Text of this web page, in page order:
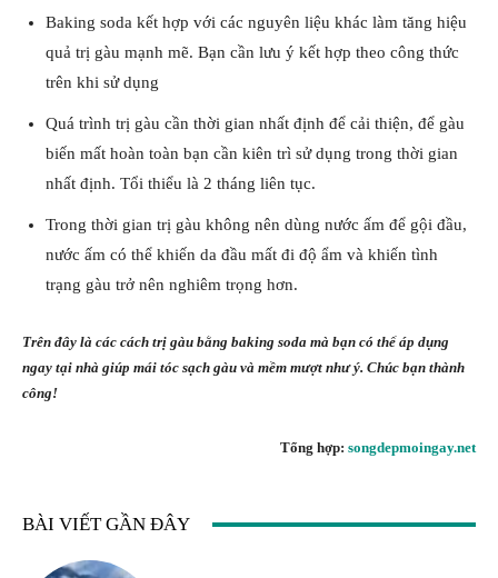
Baking soda kết hợp với các nguyên liệu khác làm tăng hiệu
quả trị gàu mạnh mẽ. Bạn cần lưu ý kết hợp theo công thức
trên khi sử dụng
Quá trình trị gàu cần thời gian nhất định để cải thiện, để gàu
biến mất hoàn toàn bạn cần kiên trì sử dụng trong thời gian
nhất định. Tổi thiểu là 2 tháng liên tục.
Trong thời gian trị gàu không nên dùng nước ấm để gội đầu,
nước ấm có thể khiến da đầu mất đi độ ẩm và khiến tình
trạng gàu trở nên nghiêm trọng hơn.
Trên đây là các cách trị gàu bằng baking soda mà bạn có thể áp dụng
ngay tại nhà giúp mái tóc sạch gàu và mềm mượt như ý. Chúc bạn thành
công!
Tổng hợp: songdepmoingay.net
BÀI VIẾT GẦN ĐÂY